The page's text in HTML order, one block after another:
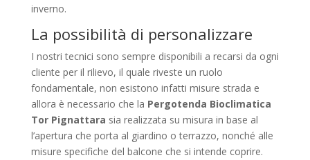
inverno.
La possibilità di personalizzare
I nostri tecnici sono sempre disponibili a recarsi da ogni
cliente per il rilievo, il quale riveste un ruolo
fondamentale, non esistono infatti misure strada e
allora è necessario che la Pergotenda Bioclimatica
Tor Pignattara sia realizzata su misura in base al
l’apertura che porta al giardino o terrazzo, nonché alle
misure specifiche del balcone che si intende coprire.